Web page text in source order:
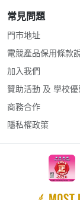
常見問題
門市地址
電競產品保用條款
加入我們
贊助活動 及 學校優
商務合作
隱私權政策